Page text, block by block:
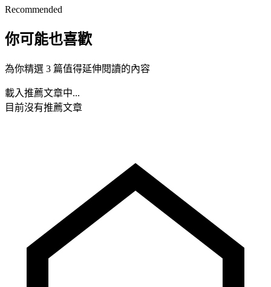
Recommended
你可能也喜歡
為你精選 3 篇值得延伸閱讀的內容
載入推薦文章中...
目前沒有推薦文章